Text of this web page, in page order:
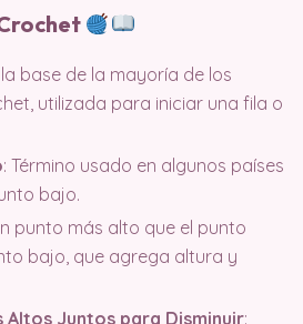
la base de la mayoría de los
utilizada para iniciar una fila o
: Término usado en algunos países
bajo.
punto más alto que el punto
bajo, que agrega altura y
Altos Juntos para Disminuir: